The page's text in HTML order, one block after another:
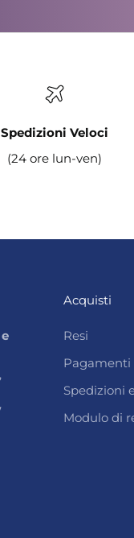
Spedizioni Veloci
(24 ore lun-ven)
Acquisti
Resi
Pagamenti
Spedizioni
Modulo di